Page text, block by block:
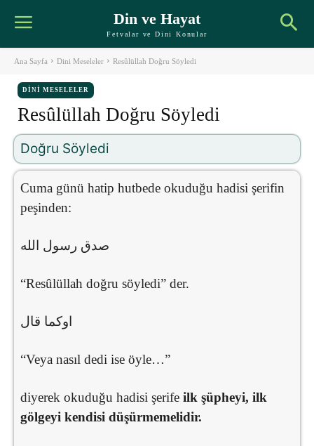
Din ve Hayat
Fetvalar ve Dini Konular
Ana Sayfa Dini Meseleler Resûlüllah Doğru Söyledi
DINI MESELELER
Resûlüllah Doğru Söyledi
Doğru Söyledi
Cuma günü hatip hutbede okuduğu hadisi şerifin
peşinden:
صدق رسول الله
“Resûlüllah doğru söyledi” der.
اوكما قال
“Veya nasıl dedi ise öyle…”
diyerek okuduğu hadisi şerife ilk şüpheyi, ilk
gölgeyi kendisi düşürmemelidir.